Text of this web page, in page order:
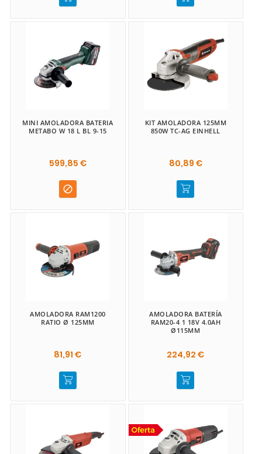
MINI AMOLADORA BATERIA
METABO W 18 L BL 9-15
599,85 €

KIT AMOLADORA 125MM
850W TC-AG EINHELL
80,89 €
AMOLADORA RAM1200
RATIO Ø 125MM
81,91 €
AMOLADORA BATERÍA
RAM20-4 1 18V 4.0AH
Ø115MM
224,92 €